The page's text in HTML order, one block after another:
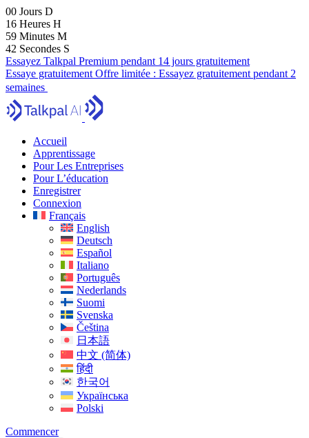
00 Jours D
16 Heures H
59 Minutes M
41 Secondes S
Essayez Talkpal Premium pendant 14 jours gratuitement
Essaye gratuitement Offre limitée : Essayez gratuitement pendant 2
semaines
Accueil
Apprentissage
Pour Les Entreprises
Pour L’éducation
Enregistrer
Connexion
Français
English
Deutsch
Español
Italiano
Português
Nederlands
Suomi
Svenska
Čeština
日本語
中文 (简体)
हिंदी
한국어
Українська
Polski
Commencer